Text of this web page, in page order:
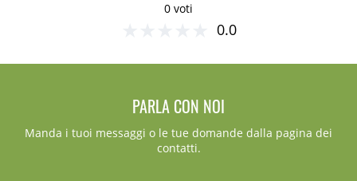
0 voti
0.0
PARLA CON NOI
Manda i tuoi messaggi o le tue domande dalla pagina dei
contatti.